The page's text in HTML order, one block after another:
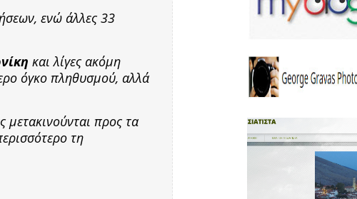
ενώ άλλες 33
και λίγες ακόμη
όγκο πληθυσμού, αλλά
μετακινούνται προς τα
τη